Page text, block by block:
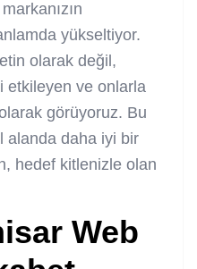
yükseltiyor.
olarak değil,
etkileyen ve onlarla
görüyoruz. Bu
alanda daha iyi bir
hedef kitlenizle olan
Web